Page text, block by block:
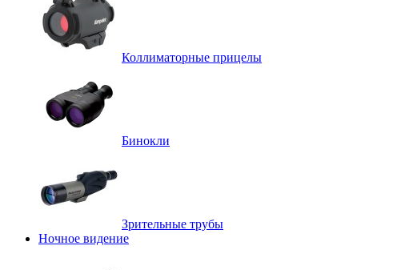
Коллиматорные прицелы
Бинокли
Зрительные трубы
Ночное видение